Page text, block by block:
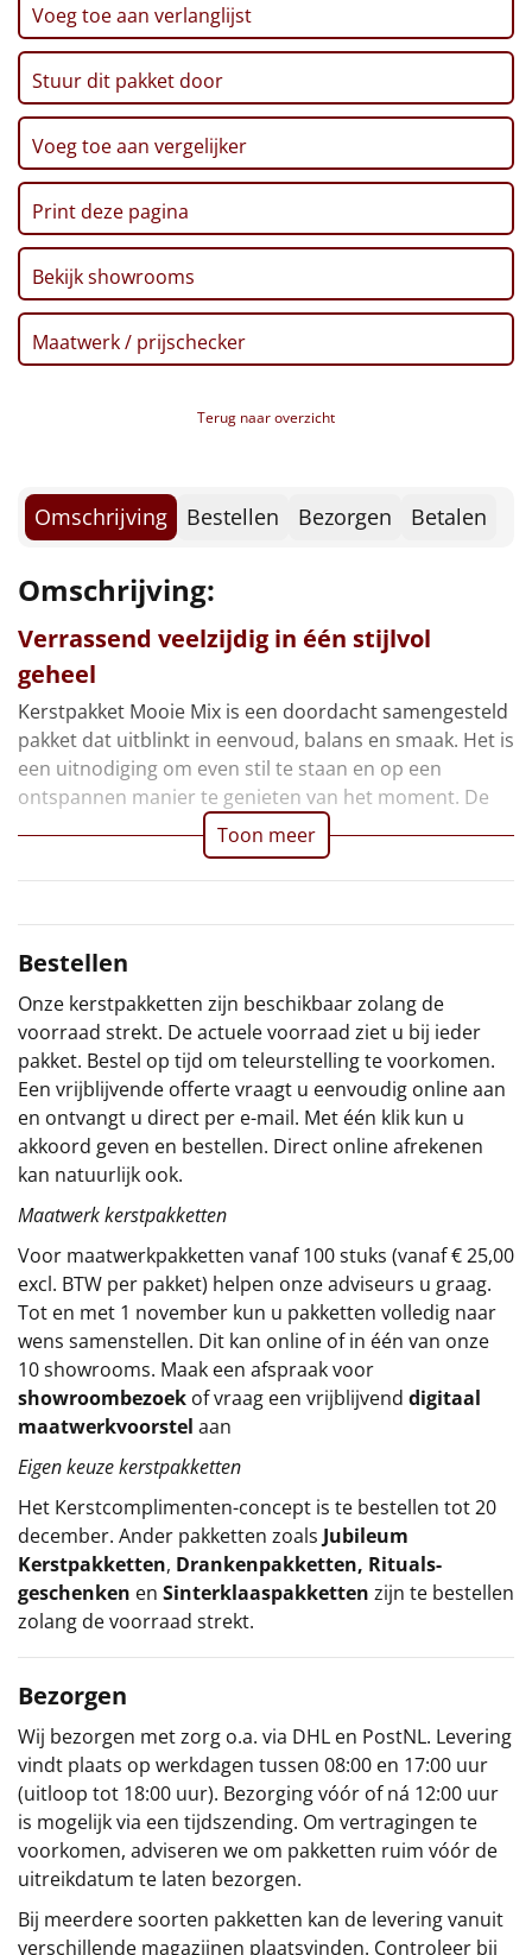
Alle thema's
Artikel
Hitster NIEUW
Pizzarette
Tas
Wake up light
NIEUW
Borrelplank
NIEUW
Noodradio NIEUW
Deken (fleece plaid)
Alle artikelen
Overige
Ideeën
Personeel
Doe het zelf
Sinterklaaspakketten
Particulier
Kerstgeschenken 2026
Relatiegeschenken
Cadeaubon
Per stuk
Alle overige
Snack bites, 80 gr
Toast, 100 gr
Mallow twist, 90 gr
Paté iberico, 78 gr
Pretzels, 200 gr
Fletcher hotels voordeelvoucher
Verpakt in een feestelijke kerstdoos, 39 x 29 x 13 cm
Voeg toe aan verlanglijst
Stuur dit pakket door
Voeg toe aan vergelijker
Print deze pagina
Bekijk showrooms
Maatwerk / prijschecker
Terug naar overzicht
Omschrijving Bestellen Bezorgen Betalen
Omschrijving:
Verrassend veelzijdig in één stijlvol
geheel
Kerstpakket Mooie Mix is een doordacht samengesteld
pakket dat uitblinkt in eenvoud, balans en smaak. Het is
een uitnodiging om even stil te staan en op een
ontspannen manier te genieten van het moment. De
Toon meer
Bestellen
Onze kerstpakketten zijn beschikbaar zolang de
voorraad strekt. De actuele voorraad ziet u bij ieder
pakket. Bestel op tijd om teleurstelling te voorkomen.
Een vrijblijvende offerte vraagt u eenvoudig online aan
en ontvangt u direct per e-mail. Met één klik kun u
akkoord geven en bestellen. Direct online afrekenen
kan natuurlijk ook.
Maatwerk kerstpakketten
Voor maatwerkpakketten vanaf 100 stuks (vanaf € 25,00
excl. BTW per pakket) helpen onze adviseurs u graag.
Tot en met 1 november kun u pakketten volledig naar
wens samenstellen. Dit kan online of in één van onze
10 showrooms. Maak een afspraak voor
showroombezoek of vraag een vrijblijvend digitaal
maatwerkvoorstel aan
Eigen keuze kerstpakketten
Het Kerstcomplimenten-concept is te bestellen tot 20
december. Ander pakketten zoals Jubileum
Kerstpakketten, Drankenpakketten, Rituals-
geschenken en Sinterklaaspakketten zijn te bestellen
zolang de voorraad strekt.
Bezorgen
Wij bezorgen met zorg o.a. via DHL en PostNL. Levering
vindt plaats op werkdagen tussen 08:00 en 17:00 uur
(uitloop tot 18:00 uur). Bezorging vóór of ná 12:00 uur
is mogelijk via een tijdszending. Om vertragingen te
voorkomen, adviseren we om pakketten ruim vóór de
uitreikdatum te laten bezorgen.
Bij meerdere soorten pakketten kan de levering vanuit
verschillende magazijnen plaatsvinden. Controleer bij